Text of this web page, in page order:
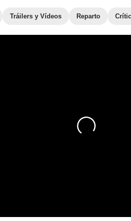
Tráilers y Vídeos Reparto